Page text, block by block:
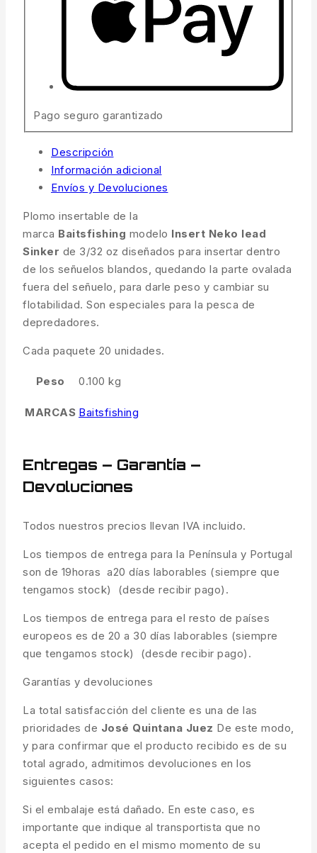
Pago seguro garantizado
Descripción
Información adicional
Envíos y Devoluciones
Plomo insertable de la
marca Baitsfishing modelo Insert Neko lead
Sinker de 3/32 oz diseñados para insertar dentro
de los señuelos blandos, quedando la parte ovalada
fuera del señuelo, para darle peso y cambiar su
flotabilidad. Son especiales para la pesca de
depredadores.
Cada paquete 20 unidades.
Peso 0.100 kg
MARCAS Baitsfishing
Entregas – Garantía –
Devoluciones
Todos nuestros precios llevan IVA incluido.
Los tiempos de entrega para la Península y Portugal
son de 19horas a20 días laborables (siempre que
tengamos stock) (desde recibir pago).
Los tiempos de entrega para el resto de países
europeos es de 20 a 30 días laborables (siempre
que tengamos stock) (desde recibir pago).
Garantías y devoluciones
La total satisfacción del cliente es una de las
prioridades de José Quintana Juez De este modo,
y para confirmar que el producto recibido es de su
total agrado, admitimos devoluciones en los
siguientes casos:
Si el embalaje está dañado. En este caso, es
importante que indique al transportista que no
acepta el pedido en el mismo momento de su